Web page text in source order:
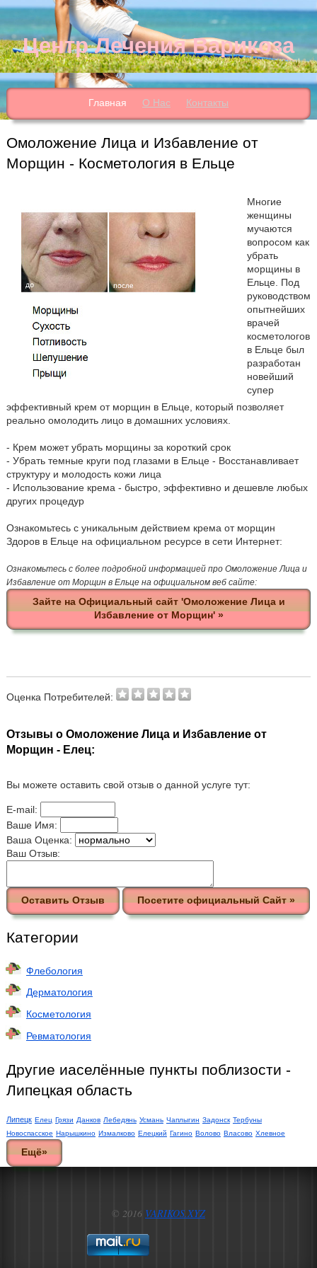
Центр Лечения Варикоза
Главная О Нас Контакты
Омоложение Лица и Избавление от
Морщин - Косметология в Ельце
Многие
женщины
мучаются
вопросом как
убрать
морщины в
Ельце. Под
руководством
опытнейших
врачей
косметологов
в Ельце был
разработан
новейший
супер
эффективный крем от морщин в Ельце, который позволяет
реально омолодить лицо в домашних условиях.
- Крем может убрать морщины за короткий срок
- Убрать темные круги под глазами в Ельце - Восстанавливает
структуру и молодость кожи лица
- Использование крема - быстро, эффективно и дешевле любых
других процедур
Ознакомьтесь с уникальным действием крема от морщин
Здоров в Ельце на официальном ресурсе в сети Интернет:
Ознакомьтесь с более подробной информацией про Омоложение Лица и
Избавление от Морщин в Ельце на официальном веб сайте:
Зайте на Официальный сайт 'Омоложение Лица и
Избавление от Морщин' »
Оценка Потребителей:
Отзывы о Омоложение Лица и Избавление от
Морщин - Елец:
Вы можете оставить свой отзыв о данной услуге тут:
E-mail:
Ваше Имя:
Ваша Оценка:
Ваш Отзыв:
Оставить Отзыв Посетите официальный Сайт »
Категории
Флебология
Дерматология
Косметология
Ревматология
Другие иаселённые пункты поблизости -
Липецкая область
Липецк Елец Грязи Данков Лебедянь Усмань Чаплыгин Задонск Тербуны
Новоспасское Нарышкино Измалково Елецкий Гагино Волово Власово Хлевное
Ещё»
© 2016 VARIKOS.XYZ